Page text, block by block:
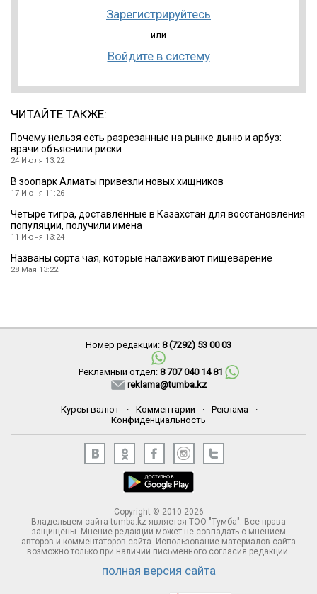
Зарегистрируйтесь
или
Войдите в систему
ЧИТАЙТЕ ТАКЖЕ:
Почему нельзя есть разрезанные на рынке дыню и арбуз:
врачи объяснили риски
24 Июля 13:22
В зоопарк Алматы привезли новых хищников
17 Июня 11:26
Четыре тигра, доставленные в Казахстан для восстановления
популяции, получили имена
11 Июня 13:24
Названы сорта чая, которые налаживают пищеварение
28 Мая 13:22
Номер редакции: 8 (7292) 53 00 03
Рекламный отдел: 8 707 040 14 81
reklama@tumba.kz
Курсы валют · Комментарии · Реклама
·
Конфиденциальность
Copyright © 2010-2026
Владельцем сайта tumba.kz является ТОО "Тумба". Все права
защищены. Мнение редакции может не совпадать с мнением
авторов и комментаторов сайта. Использование материалов сайта
возможно только при наличии письменного согласия редакции.
полная версия сайта